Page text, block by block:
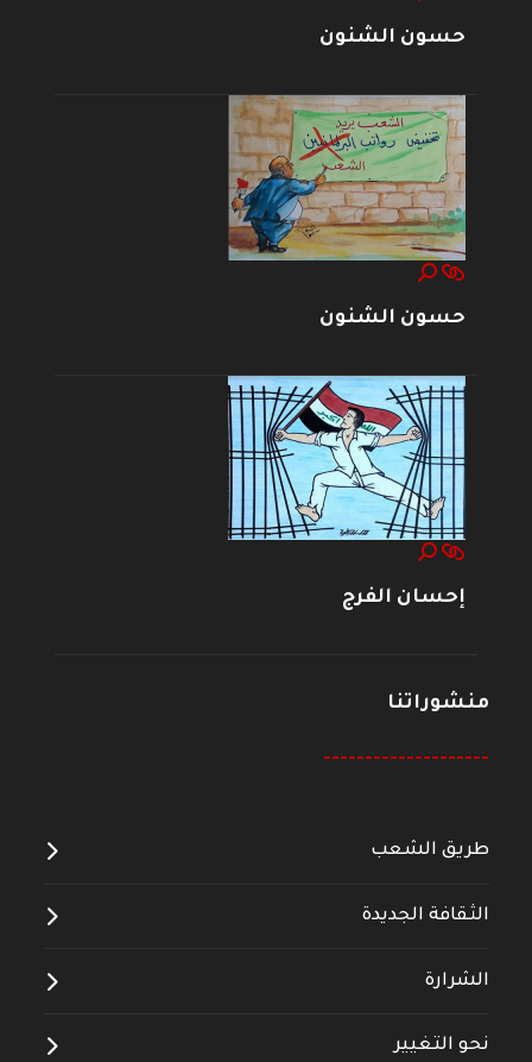
حسون الشنون
حسون الشنون
إحسان الفرج
منشوراتنا
--------------------
طريق الشعب
الثقافة الجديدة
الشرارة
نحو التغيير